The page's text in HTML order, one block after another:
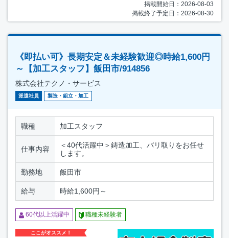
掲載開始日：2026-08-03
掲載終了予定日：2026-08-30
《即払い可》長期安定＆未経験歓迎◎時給1,600円
～【加工スタッフ】飯田市/914856
株式会社テクノ・サービス
派遣社員 製造・組立・加工
職種 加工スタッフ
仕事内容
＜40代活躍中＞鋳造加工、バリ取りをお任せ
します。
勤務地 飯田市
給与 時給1,600円～
60代以上活躍中 職種未経験者
ここがオススメ！